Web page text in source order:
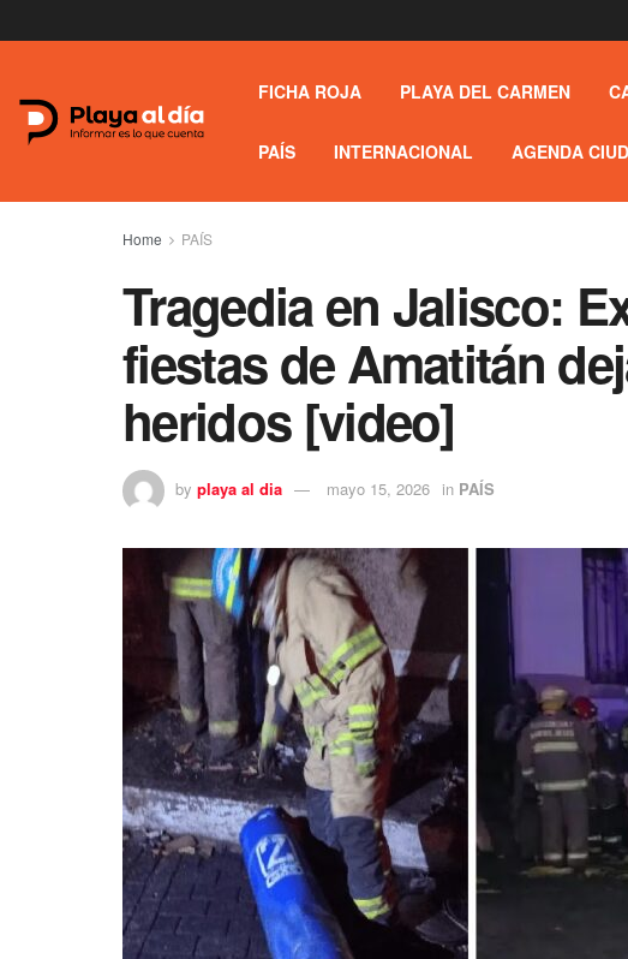
FICHA ROJA PLAYA DEL CARMEN
PAÍS INTERNACIONAL AGENDA
Home PAÍS
Tragedia en Jalisco:
fiestas de Amatitán
heridos [video]
by playa al dia mayo 15, 2026 in PAÍS